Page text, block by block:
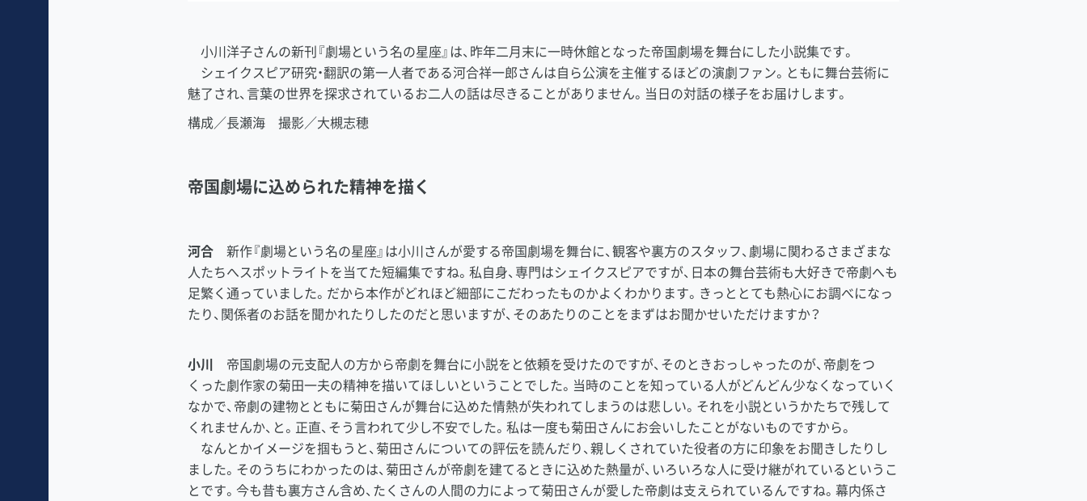
小川洋子さんの新刊『劇場という名の星座』は、昨年二月末に一時休館となった帝国劇場を舞台にした小説集です。
シェイクスピア研究・翻訳の第一人者である河合祥一郎さんは自ら公演を主催するほどの演劇ファン。ともに舞台芸術に
魅了され、言葉の世界を探求されているお二人の話は尽きることがありません。当日の対話の様子をお届けします。
構成／長瀬海 撮影／大槻志穂
帝国劇場に込められた精神を描く
河合 新作『劇場という名の星座』は小川さんが愛する帝国劇場を舞台に、観客や裏方のスタッフ、劇場に関わるさまざまな
人たちへスポットライトを当てた短編集ですね。私自身、専門はシェイクスピアですが、日本の舞台芸術も大好きで帝劇へも
足繁く通っていました。だから本作がどれほど細部にこだわったものかよくわかります。きっととても熱心にお調べになっ
たり、関係者のお話を聞かれたりしたのだと思いますが、そのあたりのことをまずはお聞かせいただけますか？
小川 帝国劇場の元支配人の方から帝劇を舞台に小説をと依頼を受けたのですが、そのときおっしゃったのが、帝劇をつ
くった劇作家の菊田一夫の精神を描いてほしいということでした。当時のことを知っている人がどんどん少なくなっていく
なかで、帝劇の建物とともに菊田さんが舞台に込めた情熱が失われてしまうのは悲しい。それを小説というかたちで残して
くれませんか、と。正直、そう言われて少し不安でした。私は一度も菊田さんにお会いしたことがないものですから。
なんとかイメージを掴もうと、菊田さんについての評伝を読んだり、親しくされていた役者の方に印象をお聞きしたりし
ました。そのうちにわかったのは、菊田さんが帝劇を建てるときに込めた熱量が、いろいろな人に受け継がれているというこ
とです。今も昔も裏方さん含め、たくさんの人間の力によって菊田さんが愛した帝劇は支えられているんですね。幕内係さ